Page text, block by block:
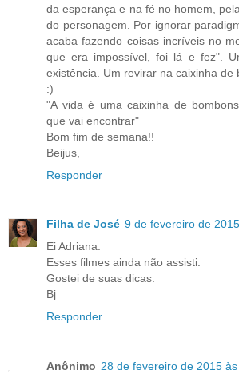
da esperança e na fé no homem,
do personagem. Por ignorar
acaba fazendo coisas incríveis no
que era impossível, foi lá e fez".
existência. Um revirar na caixinha de
:)
"A vida é uma caixinha de
que vai encontrar"
Bom fim de semana!!
Beijus,
Responder
Filha de José 9 de fevereiro de
Ei Adriana.
Esses filmes ainda não assisti.
Gostei de suas dicas.
Bj
Responder
Anônimo 28 de fevereiro de 2015